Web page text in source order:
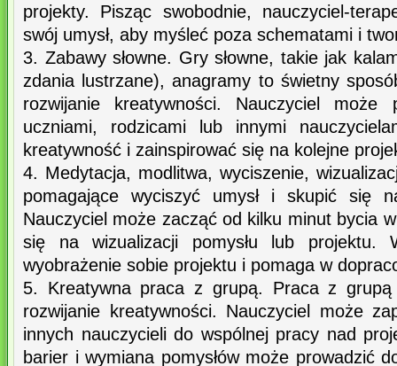
projekty. Pisząc swobodnie, nauczyciel-
swój umysł, aby myśleć poza schematami i
3. Zabawy słowne. Gry słowne, takie jak
zdania lustrzane), anagramy to świetny
rozwijanie kreatywności. Nauczyciel
uczniami, rodzicami lub innymi
kreatywność i zainspirować się na kolejne
4. Medytacja, modlitwa, wyciszenie,
pomagające wyciszyć umysł i skupić się
Nauczyciel może zacząć od kilku minut bycia
się na wizualizacji pomysłu lub projektu.
wyobrażenie sobie projektu i pomaga w
5. Kreatywna praca z grupą. Praca z grupą
rozwijanie kreatywności. Nauczyciel może
innych nauczycieli do wspólnej pracy nad
barier i wymiana pomysłów może prowadzić